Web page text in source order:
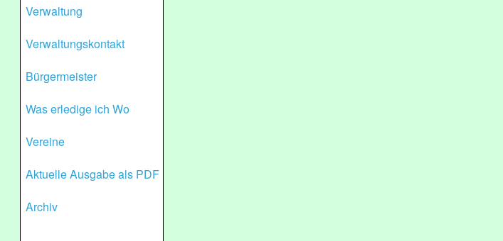
Verwaltung
Verwaltungskontakt
Bürgermeister
Was erledige ich Wo
Vereine
Aktuelle Ausgabe als PDF
Archiv